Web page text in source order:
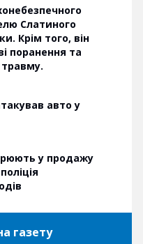
Слатиного
Крім того, він
поранення та
авто у
у продажу
газету